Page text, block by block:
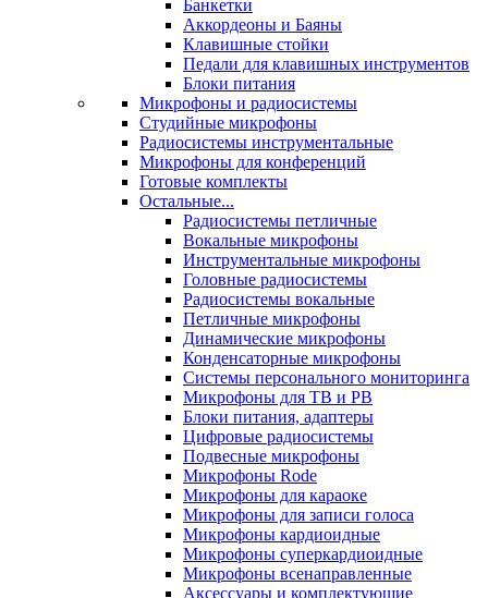
Банкетки
Аккордеоны и Баяны
Клавишные стойки
Педали для клавишных инструментов
Блоки питания
Микрофоны и радиосистемы
Студийные микрофоны
Радиосистемы инструментальные
Микрофоны для конференций
Готовые комплекты
Остальные...
Радиосистемы петличные
Вокальные микрофоны
Инструментальные микрофоны
Головные радиосистемы
Радиосистемы вокальные
Петличные микрофоны
Динамические микрофоны
Конденсаторные микрофоны
Системы персонального мониторинга
Микрофоны для ТВ и РВ
Блоки питания, адаптеры
Цифровые радиосистемы
Подвесные микрофоны
Микрофоны Rode
Микрофоны для караоке
Микрофоны для записи голоса
Микрофоны кардиоидные
Микрофоны суперкардиоидные
Микрофоны всенаправленные
Аксессуары и комплектующие